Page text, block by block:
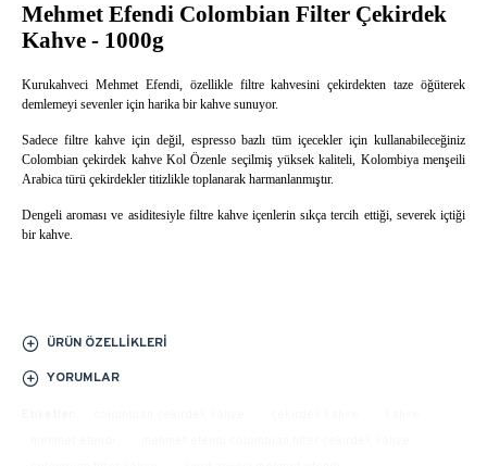
Mehmet Efendi Colombian Filter Çekirdek
Kahve - 1000g
Kurukahveci Mehmet Efendi, özellikle filtre kahvesini çekirdekten taze öğüterek
demlemeyi sevenler için harika bir kahve sunuyor.
Sadece filtre kahve için değil, espresso bazlı tüm içecekler için kullanabileceğiniz
Colombian çekirdek kahve Kol Özenle seçilmiş yüksek kaliteli, Kolombiya menşeili
Arabica türü çekirdekler titizlikle toplanarak harmanlanmıştır.
Dengeli aroması ve asiditesiyle filtre kahve içenlerin sıkça tercih ettiği, severek içtiği
bir kahve.
ÜRÜN ÖZELLIKLERI
YORUMLAR